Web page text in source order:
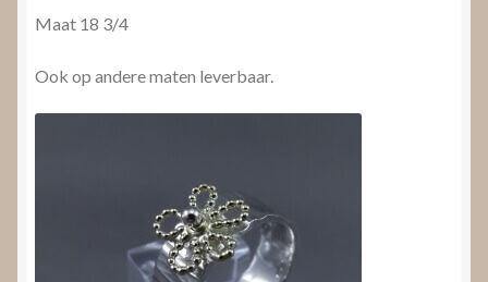
Maat 18 3/4
Ook op andere maten leverbaar.